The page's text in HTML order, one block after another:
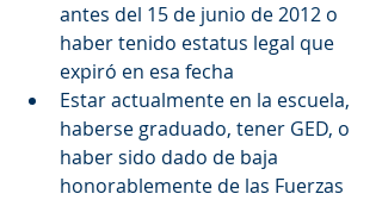
antes del 15 de junio de 2012 o
haber tenido estatus legal que
expiró en esa fecha
Estar actualmente en la escuela,
haberse graduado, tener GED, o
haber sido dado de baja
honorablemente de las Fuerzas